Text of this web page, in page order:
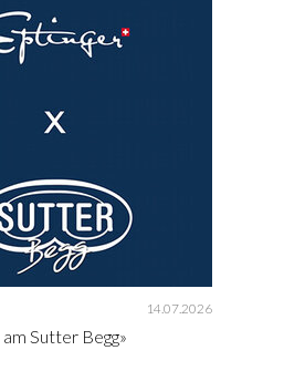
14.07.2026
am Sutter Begg»